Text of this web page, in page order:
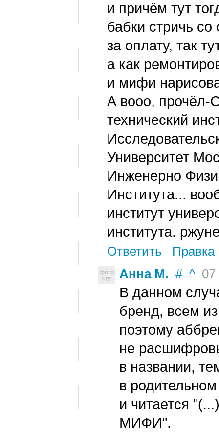
и причём тут
бабки стричь со
за оплату, так
а как
и мифи
А вооо, прочёл-
технический
Университет
Инженерно
Института...
институт
института.
Ответить
Правка
Анна М. # ^ 07
В данном
бренд, всем
поэтому
не
в названии,
в
и читается
МИФИ".